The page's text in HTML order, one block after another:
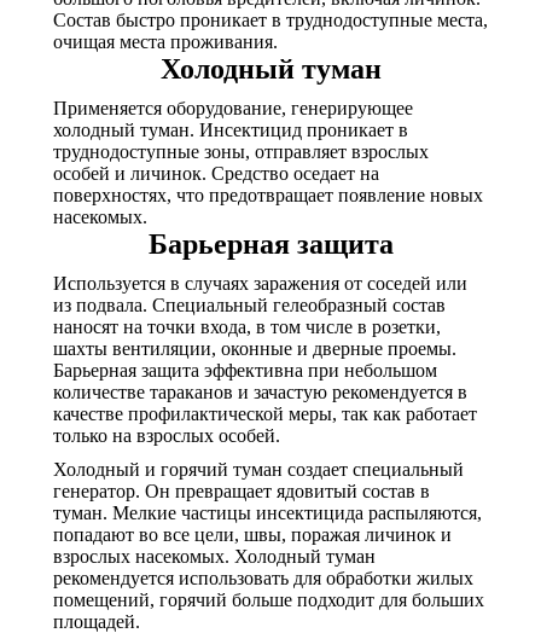
Состав быстро проникает в труднодоступные места,
очищая места проживания.
Холодный туман
Применяется оборудование, генерирующее
холодный туман. Инсектицид проникает в
труднодоступные зоны, отправляет взрослых
особей и личинок. Средство оседает на
поверхностях, что предотвращает появление новых
насекомых.
Барьерная защита
Используется в случаях заражения от соседей или
из подвала. Специальный гелеобразный состав
наносят на точки входа, в том числе в розетки,
шахты вентиляции, оконные и дверные проемы.
Барьерная защита эффективна при небольшом
количестве тараканов и зачастую рекомендуется в
качестве профилактической меры, так как работает
только на взрослых особей.
Холодный и горячий туман создает специальный
генератор. Он превращает ядовитый состав в
туман. Мелкие частицы инсектицида распыляются,
попадают во все цели, швы, поражая личинок и
взрослых насекомых. Холодный туман
рекомендуется использовать для обработки жилых
помещений, горячий больше подходит для больших
площадей.